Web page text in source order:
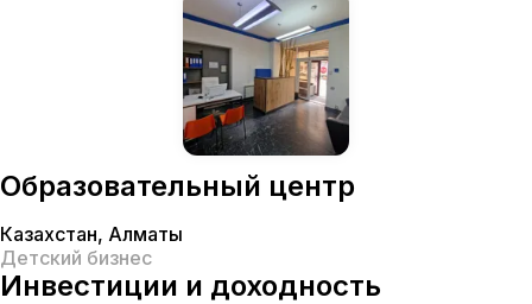
Образовательный центр
Казахстан, Алматы
Детский бизнес
Инвестиции и доходность